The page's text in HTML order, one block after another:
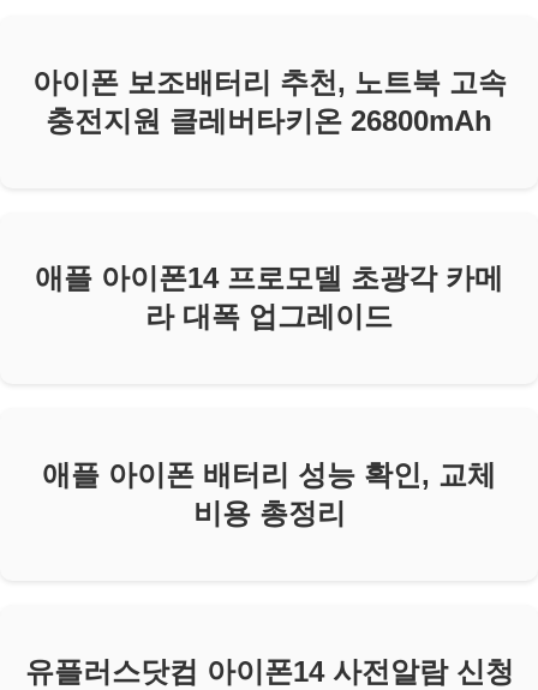
아이폰 보조배터리 추천, 노트북 고속
충전지원 클레버타키온 26800mAh
애플 아이폰14 프로모델 초광각 카메
라 대폭 업그레이드
애플 아이폰 배터리 성능 확인, 교체
비용 총정리
유플러스닷컴 아이폰14 사전알람 신청